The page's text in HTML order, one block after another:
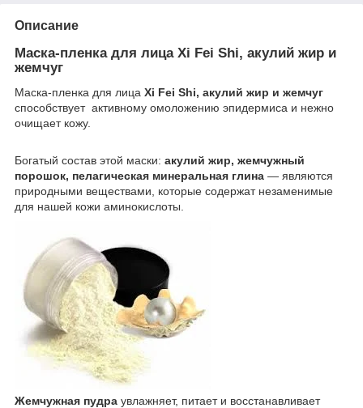
Описание
Маска-пленка для лица Xi Fei Shi, акулий жир и
жемчуг
Маска-пленка для лица Xi Fei Shi, акулий жир и жемчуг
способствует активному омоложению эпидермиса и нежно
очищает кожу.
Богатый состав этой маски: акулий жир, жемчужный
порошок, пелагическая минеральная глина ― являются
природными веществами, которые содержат незаменимые
для нашей кожи аминокислоты.
Жемчужная пудра увлажняет, питает и восстанавливает